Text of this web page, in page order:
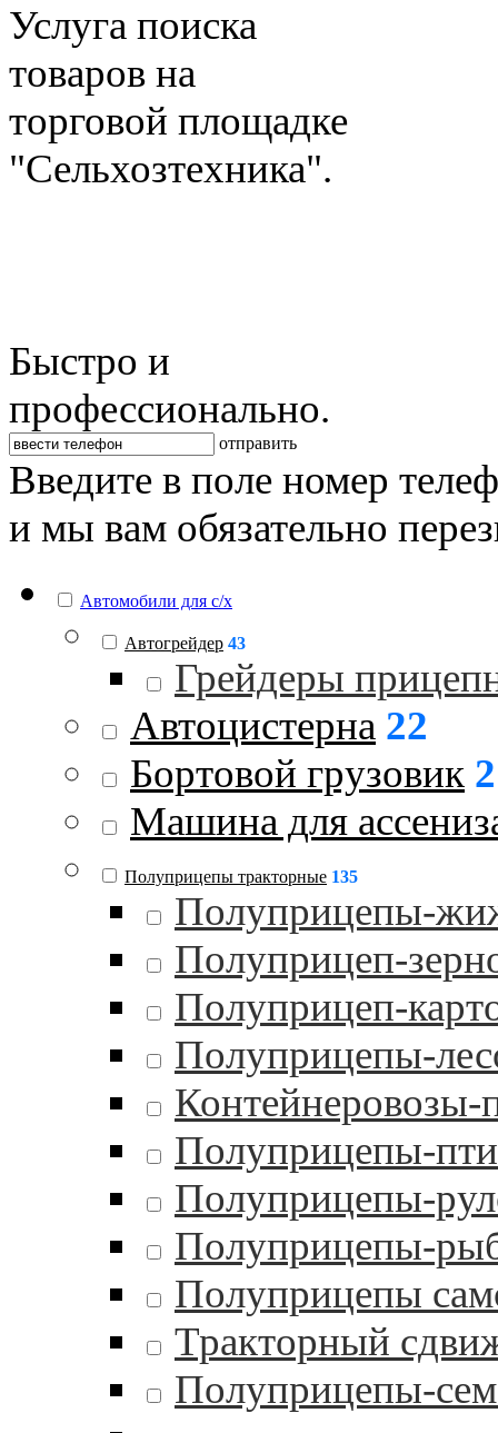
Услуга поиска
товаров на
торговой площадке
"Сельхозтехника".
Быстро и
профессионально.
отправить
Введите в поле номер
и мы вам обязательно
Автомобили для с/х
Автогрейдер 43
Грейдеры
Автоцистерна 22
Бортовой грузовик 2
Машина для
Полуприцепы тракторные 135
Полуприцепы-
Полуприцеп-
Полуприцеп-
Полуприцепы-
Контейнеровозы-
Полуприцепы-
Полуприцепы-
Полуприцепы-
Полуприцепы
Тракторный
Полуприцепы-